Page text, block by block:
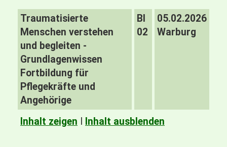
Traumatisierte
Menschen verstehen
und begleiten -
Grundlagenwissen
Fortbildung für
Pflegekräfte und
Angehörige
BI
02
05.02.2026
Warburg
Inhalt zeigen Inhalt ausblenden